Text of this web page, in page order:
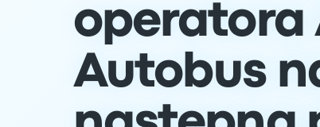
operatora
Autobus